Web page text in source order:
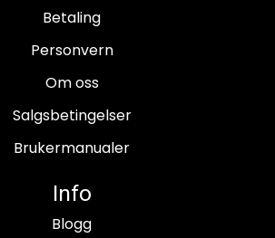
Betaling
Personvern
Om oss
Salgsbetingelser
Brukermanualer
Info
Blogg